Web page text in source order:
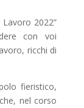
2022”
con voi
ricchi di
fieristico,
nel corso